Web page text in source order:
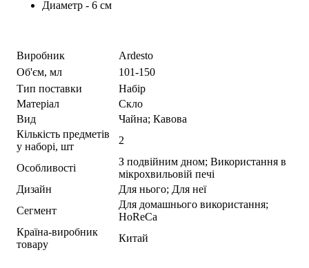
Диаметр - 6 см
Виробник
Ardesto
Об'єм, мл
101-150
Тип поставки
Набір
Матеріал
Скло
Вид
Чайна; Кавова
Кількість предметів
у наборі, шт
2
Особливості
З подвійним дном; Використання в
мікрохвильовій печі
Дизайн
Для нього; Для неї
Сегмент
Для домашнього використання;
HoReCa
Країна-виробник
товару
Китай